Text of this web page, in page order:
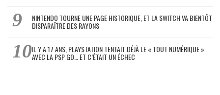
NINTENDO TOURNE UNE PAGE HISTORIQUE, ET LA SWITCH VA BIENTÔT
DISPARAÎTRE DES RAYONS
IL Y A 17 ANS, PLAYSTATION TENTAIT DÉJÀ LE « TOUT NUMÉRIQUE »
AVEC LA PSP GO… ET C’ÉTAIT UN ÉCHEC